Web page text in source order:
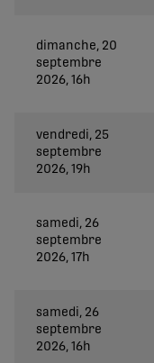
dimanche, 20
septembre
2026, 16h
vendredi, 25
septembre
2026, 19h
samedi, 26
septembre
2026, 17h
samedi, 26
septembre
2026, 16h